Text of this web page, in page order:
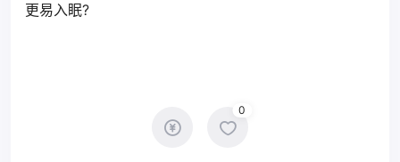
更易入眠?
0